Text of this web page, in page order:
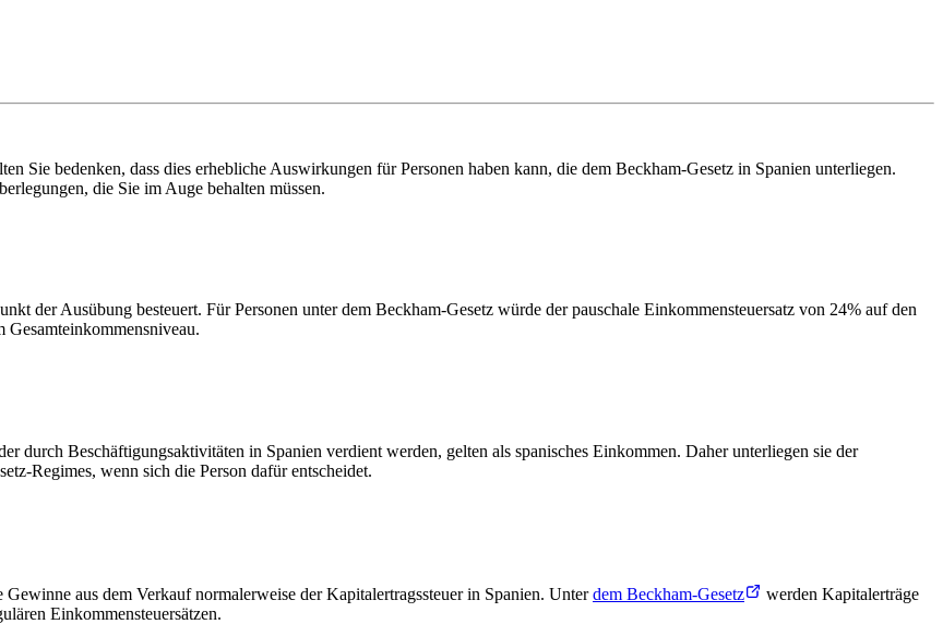
Sie bedenken, dass dies erhebliche Auswirkungen für Personen haben kann, die dem Beckham-Gesetz in Spanien unterliegen.
die Sie im Auge behalten müssen.
der Ausübung besteuert. Für Personen unter dem Beckham-Gesetz würde der pauschale Einkommensteuersatz von 24% auf den
durch Beschäftigungsaktivitäten in Spanien verdient werden, gelten als spanisches Einkommen. Daher unterliegen sie der
Regimes, wenn sich die Person dafür entscheidet.
aus dem Verkauf normalerweise der Kapitalertragssteuer in Spanien. Unterdem Beckham-Gesetz
werden Kapitalerträge
Einkommensteuersätzen.